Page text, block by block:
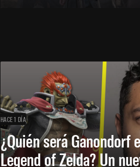
HACE 1 DÍA
¿Quién será Ganondorf
Legend of Zelda? Un